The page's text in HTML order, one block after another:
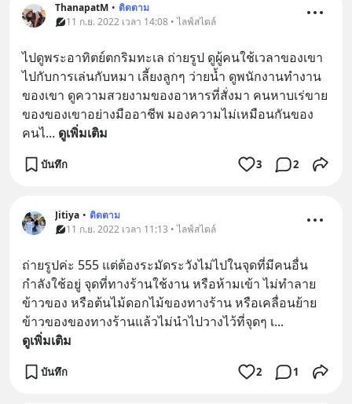
ThanapatM • ติดตาม
11 ก.ย. 2022 เวลา 14:08 • ไลฟ์สไตล์
ไปดูพระอาทิตย์ตกริมทะเล ถ่ายรูป ดูผู้คนใช้เวลาของเขา
ไปกับการเล่นกับหมา เลี้ยงลูกๆ ว่ายน้ำ ดูพนักงานทำงาน
ของเขา ดูความสวยงามของอาหารที่สั่งมา คนหาบเร่ขาย
ของของเขาอย่างมืออาชีพ มองความไม่เหมือนกันของ
คนไ... ดูเพิ่มเติม
บันทึก 3 2
Jitiya • ติดตาม
11 ก.ย. 2022 เวลา 11:13 • ไลฟ์สไตล์
ถ่ายรูปค่ะ 555 แต่ต้องระมัดระวังไม่ไปในจุดที่มีคนอื่น
กำลังใช้อยู่ จุดที่ทางร้านใช้งาน หรือห้ามเข้า ไม่ทำลาย
ข้าวของ หรือต้นไม้ดอกไม้ของทางร้าน หรือเคลื่อนย้าย
ข้าวของของทางร้านแล้วไม่นำไปวางไว้ที่จุดๆ เ...
ดูเพิ่มเติม
บันทึก 2 1